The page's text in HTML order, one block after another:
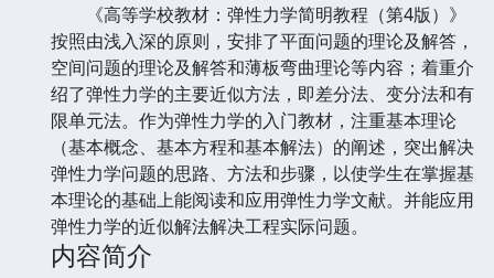
《高等学校教材：弹性力学简明教程（第4版）》
按照由浅入深的原则，安排了平面问题的理论及解答，
空间问题的理论及解答和薄板弯曲理论等内容；着重介
绍了弹性力学的主要近似方法，即差分法、变分法和有
限单元法。作为弹性力学的入门教材，注重基本理论
（基本概念、基本方程和基本解法）的阐述，突出解决
弹性力学问题的思路、方法和步骤，以使学生在掌握基
本理论的基础上能阅读和应用弹性力学文献。并能应用
弹性力学的近似解法解决工程实际问题。
内容简介